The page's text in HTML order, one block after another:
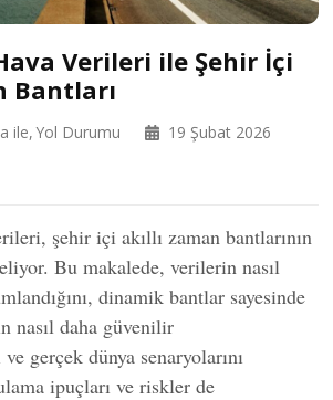
Verileri ile Şehir İçi
Bantları
ile Yol Durumu
19 Şubat 2026
şehir içi akıllı zaman bantlarının
Bu makalede, verilerin nasıl
dinamik bantlar sayesinde
nasıl daha güvenilir
gerçek dünya senaryolarını
ipuçları ve riskler de